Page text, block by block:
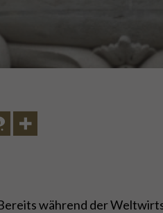
während der